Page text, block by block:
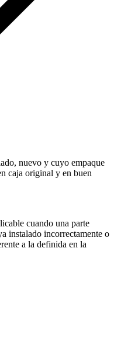
nuevo y cuyo empaque
caja original y en buen
cuando una parte
instalado incorrectamente o
a la definida en la